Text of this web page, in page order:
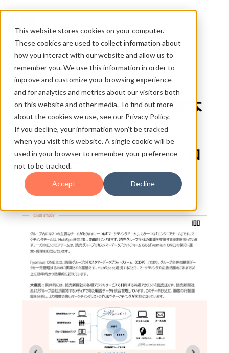
This website stores cookies on your computer.
These cookies are used to collect information about
how you interact with our website and allow us to
remember you. We use this information in order to
improve and customize your browsing experience
and for analytics and metrics about our visitors both
on this website and other media. To find out more
about the cookies we use, see our Privacy Policy.
If you decline, your information won’t be tracked
when you visit this website. A single cookie will be
used in your browser to remember your preference
not to be tracked.
Accept Decline
株式会社読売新聞東京本
社
完全版事例PDFダウンロ
ード